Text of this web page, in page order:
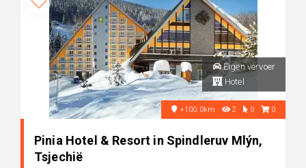
Eigen vervoer
Hotel
+100.0km 2 0 0
Pinia Hotel & Resort in Spindleruv Mlýn,
Tsjechië